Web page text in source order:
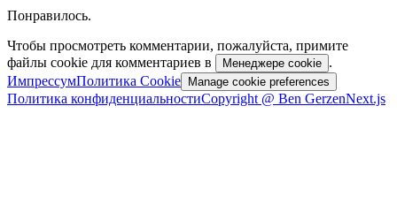
Понравилось.
Чтобы просмотреть комментарии, пожалуйста, примите
файлы cookie для комментариев в
Менеджере cookie .
ИмпрессумПолитика Cookie Manage cookie preferences
Политика конфиденциальностиCopyright @ Ben GerzenNext.js